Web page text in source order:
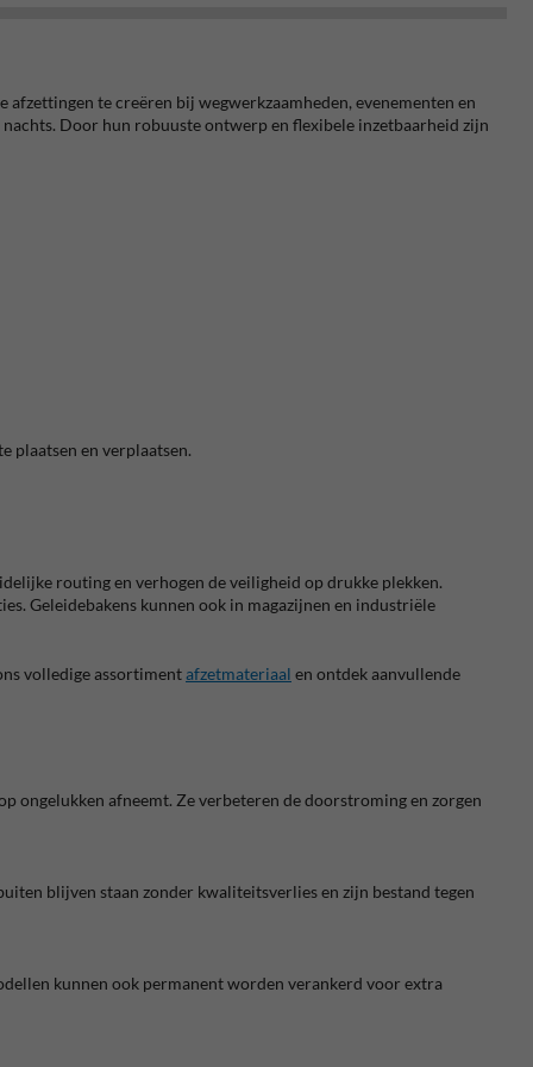
te creëren bij wegwerkzaamheden, evenementen en
Door hun robuuste ontwerp en flexibele inzetbaarheid zijn
plaatsen en verplaatsen.
routing en verhogen de veiligheid op drukke plekken.
Geleidebakens kunnen ook in magazijnen en industriële
volledige assortimentafzetmateriaal en ontdek aanvullende
ongelukken afneemt. Ze verbeteren de doorstroming en zorgen
blijven staan zonder kwaliteitsverlies en zijn bestand tegen
kunnen ook permanent worden verankerd voor extra